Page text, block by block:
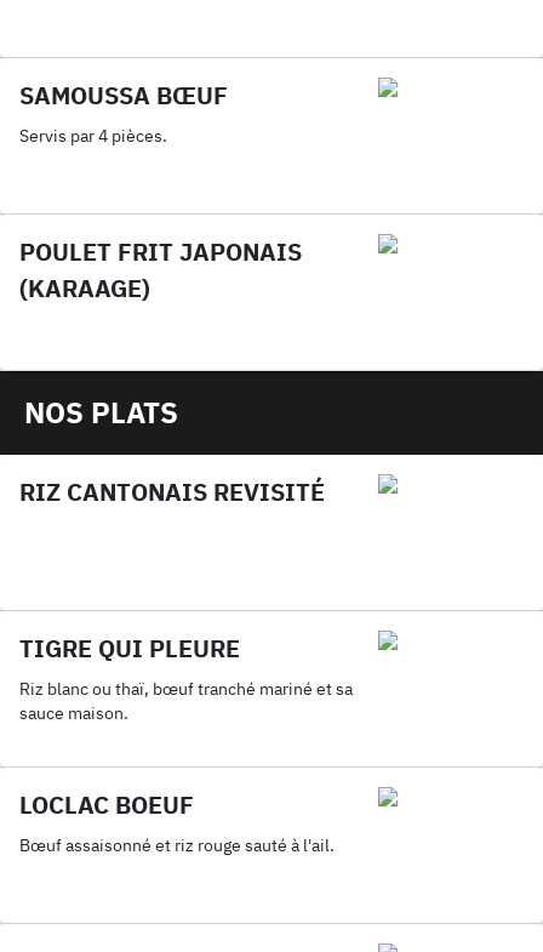
SAMOUSSA BŒUF
Servis par 4 pièces.
POULET FRIT JAPONAIS
(KARAAGE)
NOS PLATS
RIZ CANTONAIS REVISITÉ
TIGRE QUI PLEURE
Riz blanc ou thaï, bœuf tranché mariné et sa
sauce maison.
LOCLAC BOEUF
Bœuf assaisonné et riz rouge sauté à l'ail.